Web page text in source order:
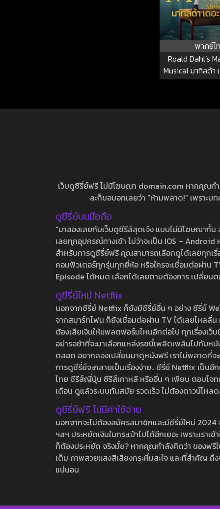
พากย์ไ
Roald Dahl’s
Musical มาทิลด้า
เว็บดูซีรี่ย์ฟรี ไม่มีโฆษณา domain.com หากคุณก
ละก็ขอบอกเลยว่า “ห้ามพลาด!” เพราะ
ดูซีรี่ย์บนมือถือ
"มาลองเลยกับเว็บดูซีรีส์สุดเจ๋ง แบบไม่มีโฆษณากั้
เลยทุกอุปกรณ์ทางเข้า ไม่ว่าจะเป็น IOS –
สำหรับการดูซีรี่ย์ฟรี คุณสามารถเลือกดูได้เลยทุกเ
คอมพิวเตอร์ทุกรุ่นทุกยี่ห้อ หรือใครจะเชื่อมต่อผ่าน
Episode ได้หมด เลือกได้เลยตามต้องการ เปลี่ยน
ดูซีรี่ย์ใหม่ Netflix
นอกจากซีรี่ย์ Netflix ก็ยังมีซีรี่ย์อื่น ๆ อย่าง ซีรี่ย์
จากสมาร์ทโฟน ก็ยังเชื่อมต่อผ่าน TV ได้เลยไหลลื่
ต้องเสียเงินให้แพลตฟอร์มไหนอีกต่อไป ทุกเรื่องเว็
อย่ารอช้าที่จะมาเลือกแหล่งรชนี้เพลิดเพลินไปกับห
ตลอด อยากลองเปลี่ยนมาดูหนังฟรี เราไม่พลาดที่
การดูซีรี่ย์จะกลายเป็นเรื่องง่าย.. ซีรี่ย์ Netflix เป็น
ไทย ซีรีส์ญี่ปุ่น ซีรีส์เกาหลี หรืออื่น ๆ เพียบ ตอบโจท
เดือน ดูแล้วระบบทันสมัย รวดเร็ว ไม่ต้องดาวน์โห
ดูซีรี่ย์ฟรี ไม่มีค่าใช้จ่าย
นอกจากจะไม่ต้องสมัครสมาชิกและมีซีรี่ย์ใหม่
ฯลฯ ประหยัดเงินในกระเป๋าไปได้อีกเยอะ เพราะเร
ก็ต้องประหยัด จริงมั้ย? หากคุณกำลังคิดว่า ของฟ
เต็ม ภาพสวยแสงสีเสียงกระหึ่มสะใจ และที่สำคัญ
แน่นอน